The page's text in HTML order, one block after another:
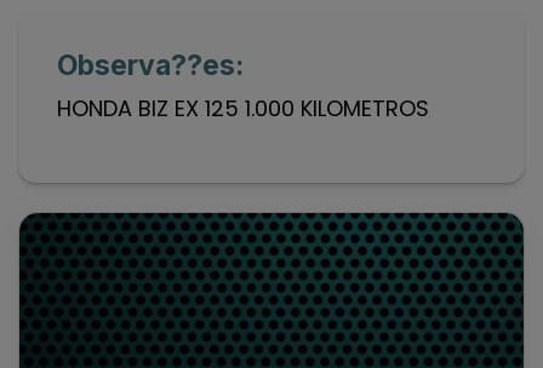
Observa??es:
HONDA BIZ EX 125 1.000 KILOMETROS